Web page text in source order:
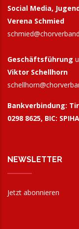
Social Media,
Verena Schmied
Geschäftsführung
Viktor Schellhorn
schellhorn@
Bankverbindung:
0298 8625, BIC:
NEWSLETTER
Jetzt abonnieren